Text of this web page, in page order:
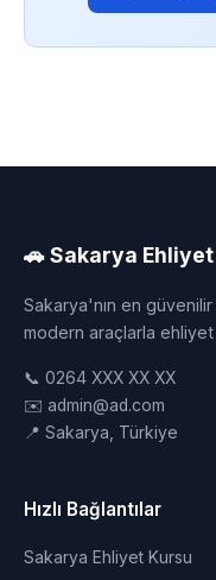
🚗 Sakarya Ehliyet
Sakarya'nın en
modern araçlarla ehliyet
📞 0264 XXX XX XX
✉️ admin@ad.com
📍 Sakarya, Türkiye
Hızlı Bağlantılar
Sakarya Ehliyet Kursu